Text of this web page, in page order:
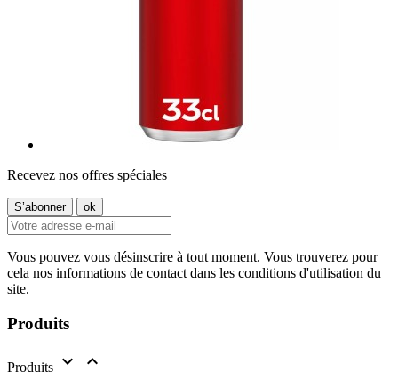
Recevez nos offres spéciales
Vous pouvez vous désinscrire à tout moment. Vous trouverez pour
cela nos informations de contact dans les conditions d'utilisation du
site.
Produits
Produits  